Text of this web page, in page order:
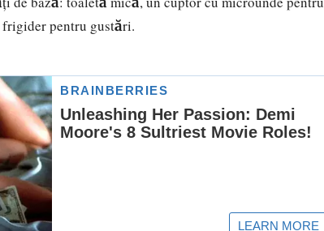
pentru gustări.